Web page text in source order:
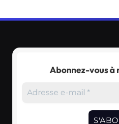
Abonnez-vous à